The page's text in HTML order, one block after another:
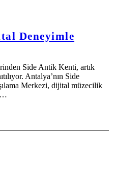
Deneyimle
Side Antik Kenti, artık
Antalya’nın Side
Merkezi, dijital müzecilik